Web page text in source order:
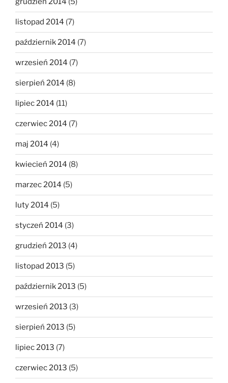
listopad 2014 (7)
październik 2014 (7)
wrzesień 2014 (7)
sierpień 2014 (8)
lipiec 2014 (11)
czerwiec 2014 (7)
maj 2014 (4)
kwiecień 2014 (8)
marzec 2014 (5)
luty 2014 (5)
styczeń 2014 (3)
grudzień 2013 (4)
listopad 2013 (5)
październik 2013 (5)
wrzesień 2013 (3)
sierpień 2013 (5)
lipiec 2013 (7)
czerwiec 2013 (5)